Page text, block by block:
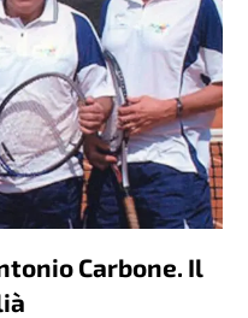
Carbone. Il